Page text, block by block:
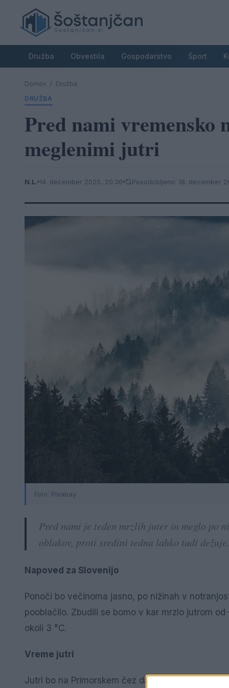
Družba Obvestila Gospodarstvo Šport
Domov / Družba
DRUŽBA
Pred nami vremensko
meglenimi jutri
N.L. 14. december 2025, 20:36 Posodobljeno: 18. december
Foto: Pixabay
Pred nami je teden mrzlih juter in meglo po
oblakov, proti sredini tedna lahko tudi dežuje.
Napoved za Slovenijo
Ponoči bo večinoma jasno, po nižinah v
pooblačilo. Zbudili se bomo v kar mrzlo jutrom
okoli 3 °C.
Vreme jutri
Jutri bo na Primorskem čez dan oblačno, drugod